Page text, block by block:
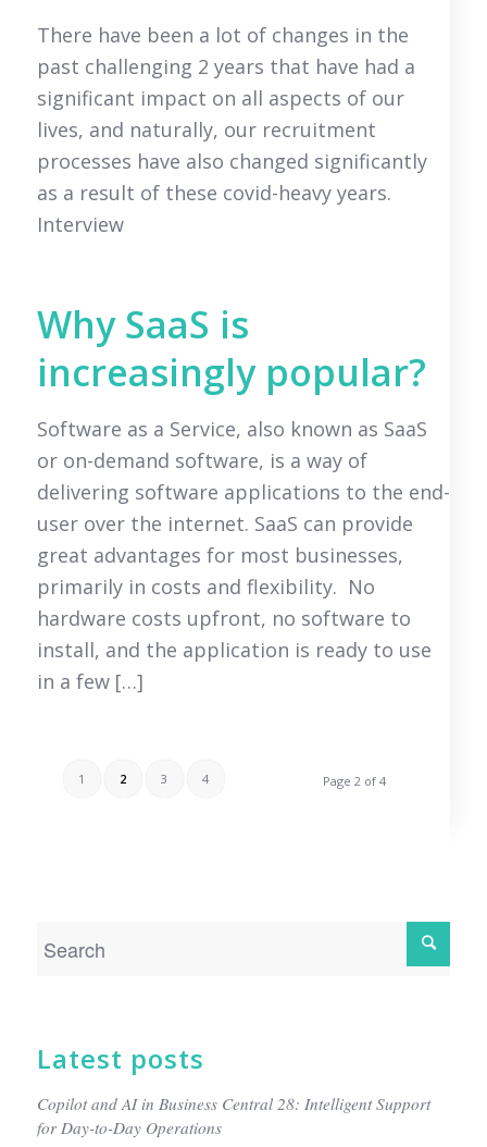
There have been a lot of changes in the
past challenging 2 years that have had a
significant impact on all aspects of our
lives, and naturally, our recruitment
processes have also changed significantly
as a result of these covid-heavy years.
Interview
Why SaaS is
increasingly popular?
Software as a Service, also known as SaaS
or on-demand software, is a way of
delivering software applications to the end-
user over the internet. SaaS can provide
great advantages for most businesses,
primarily in costs and flexibility. No
hardware costs upfront, no software to
install, and the application is ready to use
in a few […]
Page 2 of 4
1 2 3 4
Latest posts
Copilot and AI in Business Central 28: Intelligent Support
for Day-to-Day Operations